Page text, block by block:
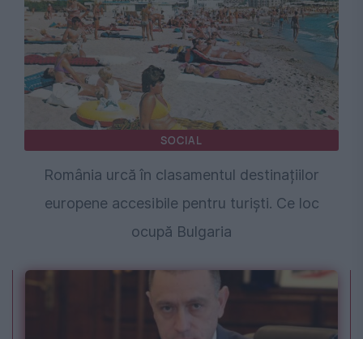
SOCIAL
România urcă în clasamentul destinațiilor
europene accesibile pentru turiști. Ce loc
ocupă Bulgaria